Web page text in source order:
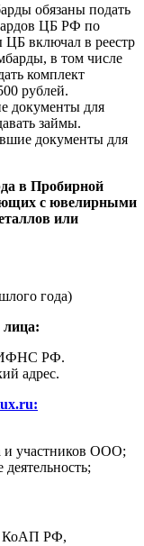
обязаны подать
ЦБ РФ по
ЦБ включал в реестр
в том числе
комплект
рублей.
документы для
займы.
документы для
в Пробирной
с ювелирными
или
года)
лица:
РФ.
адрес.
:
и участников ООО;
КоАП РФ,